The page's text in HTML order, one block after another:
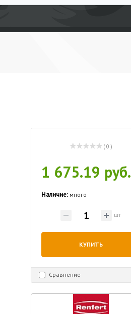
( 0 )
1 675.19 руб.
Наличие: много
шт
КУПИТЬ
Сравнение